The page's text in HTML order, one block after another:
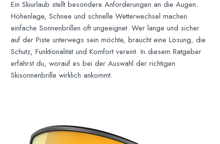
Ein Skiurlaub stellt besondere Anforderungen an die Augen.
Höhenlage, Schnee und schnelle Wetterwechsel machen
einfache Sonnenbrillen oft ungeeignet. Wer lange und sicher
auf der Piste unterwegs sein möchte, braucht eine Lösung, die
Schutz, Funktionalität und Komfort vereint. In diesem Ratgeber
erfährst du, worauf es bei der Auswahl der richtigen
Skisonnenbrille wirklich ankommt.